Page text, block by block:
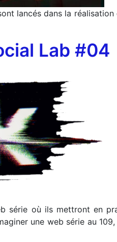
lancés dans la réalisation
Lab #04
série où ils mettront en
une web série au